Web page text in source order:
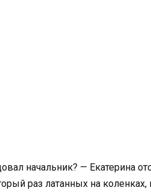
начальник? — Екатерина
раз латанных на